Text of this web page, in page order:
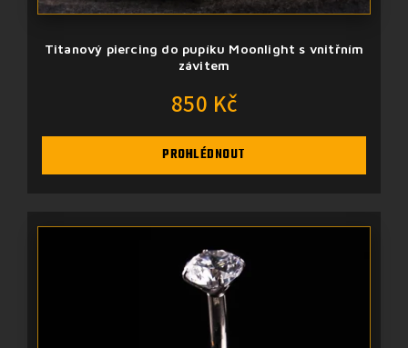
Titanový piercing do pupíku Moonlight s vnitřním
závitem
850 Kč
PROHLÉDNOUT